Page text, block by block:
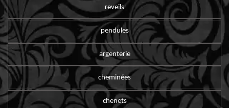
reveils
pendules
argenterie
cheminées
chenets